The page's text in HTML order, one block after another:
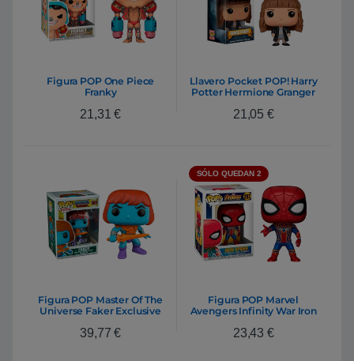
Figura POP One Piece
Franky
21,31€
Llavero Pocket POP! Harry
Potter Hermione Granger
21,05 €
Figura POP Master Of The
Universe Faker Exclusive
39,77€
SÓLO QUEDAN 2
Figura POP Marvel
Avengers Infinity War Iron
23,43 €